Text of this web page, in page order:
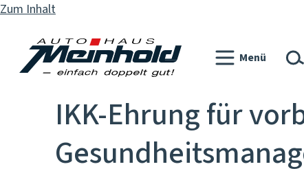
Zum Inhalt
Menü
IKK-Ehrung für